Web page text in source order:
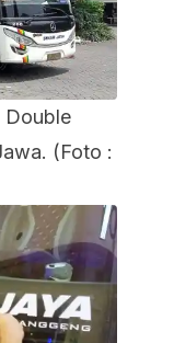
Double
(Foto :